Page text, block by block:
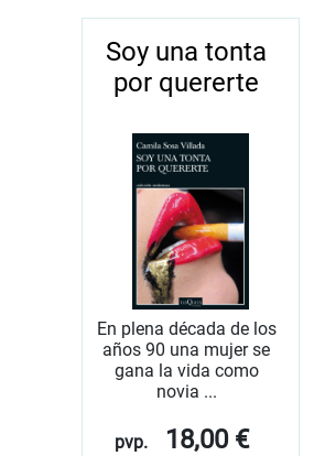
Soy una tonta
por quererte
En plena década de los
años 90 una mujer se
gana la vida como
novia ...
pvp. 18,00 €